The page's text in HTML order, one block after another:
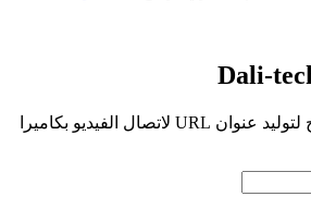
نصيحة: انقر فوق النموذج لتوليد عنوان URL لاتصال الفيديو بكاميرا